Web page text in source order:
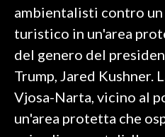
VOLLEY
MOTORI
TENNIS
ALTRI SPORT
ambientalisti contro
turistico in un'area
del genero del
Trump, Jared Kushner.
Vjosa-Narta, vicino al
un'area protetta che